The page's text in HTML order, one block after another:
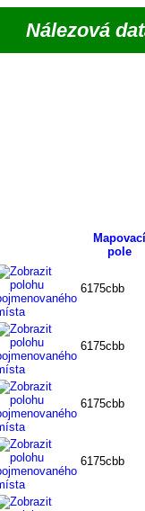
Nálezová
Mapovací
pole
6175cbb
6175cbb
6175cbb
6175cbb